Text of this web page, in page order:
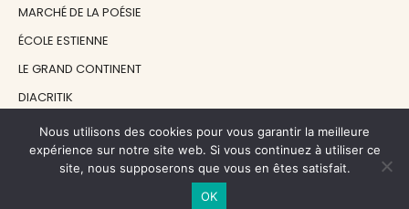
MARCHÉ DE LA POÉSIE
ÉCOLE ESTIENNE
LE GRAND CONTINENT
DIACRITIK
EN ATTENDANT NADEAU
NOS SOUTIENS
Nous utilisons des cookies pour vous garantir la meilleure
expérience sur notre site web. Si vous continuez à utiliser ce
site, nous supposerons que vous en êtes satisfait.
OK